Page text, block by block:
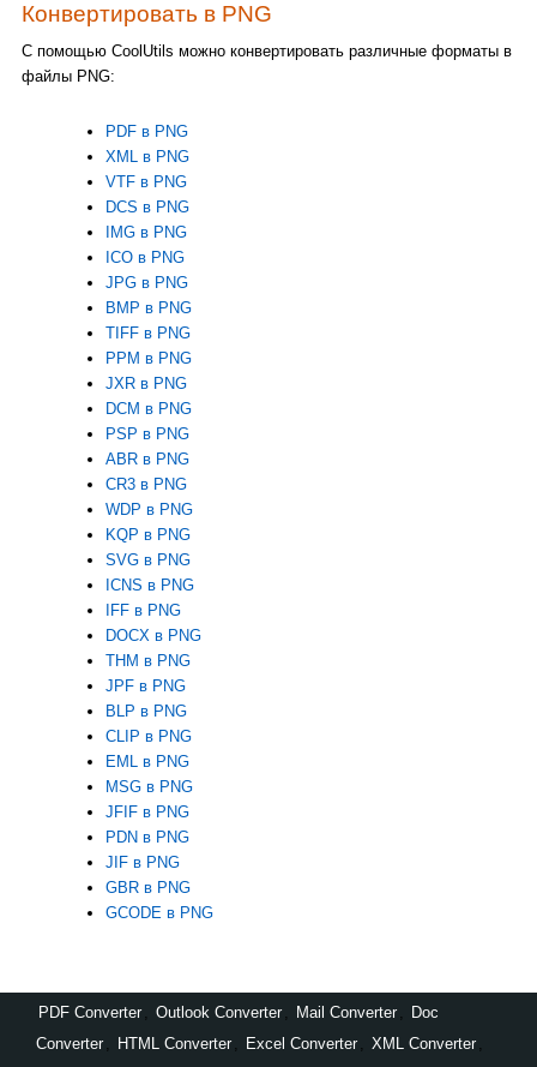
Конвертировать в PNG
С помощью CoolUtils можно конвертировать различные форматы в
файлы PNG:
PDF в PNG
XML в PNG
VTF в PNG
DCS в PNG
IMG в PNG
ICO в PNG
JPG в PNG
BMP в PNG
TIFF в PNG
PPM в PNG
JXR в PNG
DCM в PNG
PSP в PNG
ABR в PNG
CR3 в PNG
WDP в PNG
KQP в PNG
SVG в PNG
ICNS в PNG
IFF в PNG
DOCX в PNG
THM в PNG
JPF в PNG
BLP в PNG
CLIP в PNG
EML в PNG
MSG в PNG
JFIF в PNG
PDN в PNG
JIF в PNG
GBR в PNG
GCODE в PNG
PDF Converter , Outlook Converter , Mail Converter ,
Doc
Converter , HTML Converter , Excel Converter , XML Converter ,